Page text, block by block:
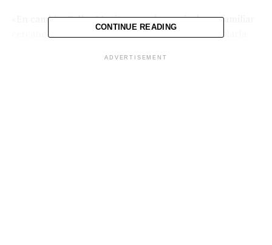
«En cambio, Calles Menjívar era la pareja de un familiar
cercano de la niña y aprovechaba de tocarla y violarla
CONTINUE READING
ADVERTISEMENT